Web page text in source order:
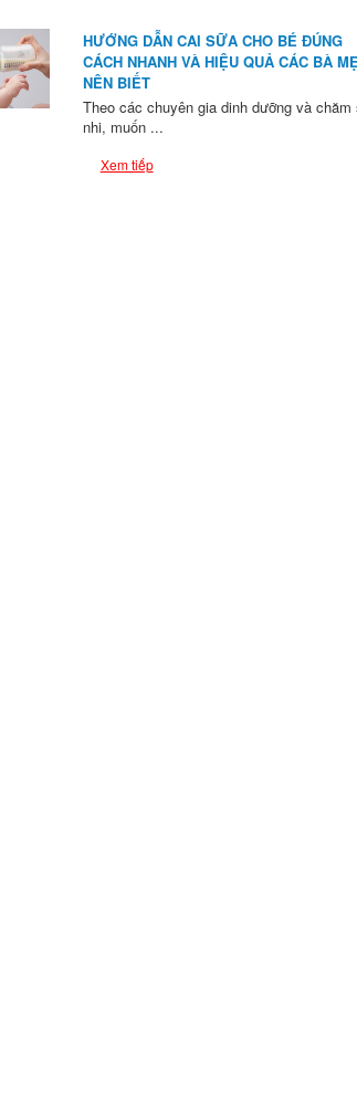
HƯỚNG DẪN CAI SỮA CHO BÉ ĐÚNG
CÁCH NHANH VÀ HIỆU QUẢ CÁC BÀ
NÊN BIẾT
Theo các chuyên gia dinh dưỡng và chăm
nhi, muốn ...
Xem tiếp